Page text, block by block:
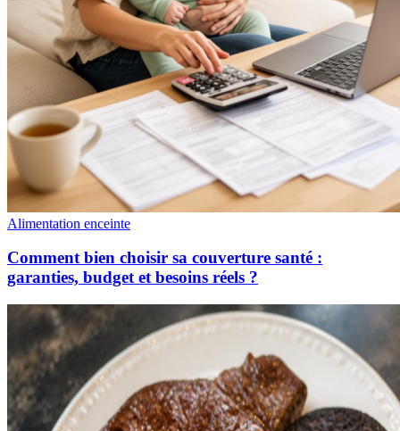
Alimentation enceinte
Comment bien choisir sa couverture santé :
garanties, budget et besoins réels ?